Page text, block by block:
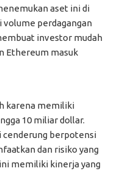
aset ini di
perdagangan
investor mudah
Ethereum masuk
karena memiliki
10 miliar dollar.
cenderung berpotensi
dan risiko yang
memiliki kinerja yang